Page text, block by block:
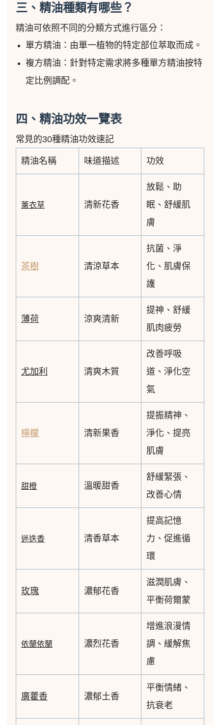
三、精油種類有哪些？
精油可依照不同的分類方式進行區分：
單方精油：由單一植物的特定部位萃取而成。
複方精油：針對特定需求將多種單方精油按特
定比例調配。
四、精油功效一覽表
常見的30種精油功效速記
精油名稱 味道描述 功效
薰衣草 清新花香
放鬆、助
眠、舒緩肌
膚
茶樹 清涼草本
抗菌、淨
化、肌膚保
護
薄荷 涼爽清新
提神、舒緩
肌肉疲勞
尤加利 清爽木質
改善呼吸
道、淨化空
氣
檸檬 清新果香
提振精神、
淨化、提亮
肌膚
甜橙 溫暖甜香
舒緩緊張、
改善心情
迷迭香 清香草本
提高記憶
力、促進循
環
玫瑰 濃郁花香
滋潤肌膚、
平衡荷爾蒙
依蘭依蘭 濃烈花香
增進浪漫情
調、緩解焦
慮
廣藿香 濃郁土香
平衡情緒、
抗衰老